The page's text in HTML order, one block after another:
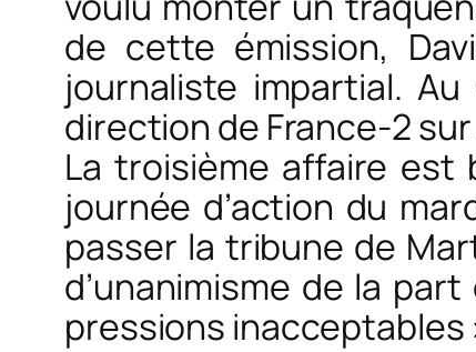
de cette émission,
journaliste impartial.
direction de France-2
La troisième affaire est
journée d’action du
passer la tribune de
d’unanimisme de la
pressions inacceptables